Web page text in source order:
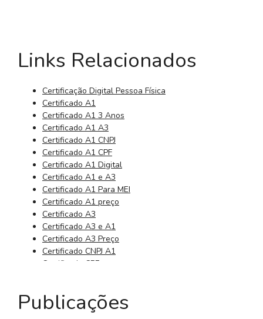
Links Relacionados
Certificação Digital Pessoa Física
Certificado A1
Certificado A1 3 Anos
Certificado A1 A3
Certificado A1 CNPJ
Certificado A1 CPF
Certificado A1 Digital
Certificado A1 e A3
Certificado A1 Para MEI
Certificado A1 preço
Certificado A3
Certificado A3 e A1
Certificado A3 Preço
Certificado CNPJ A1
Certificado CPF
Certificado Digital 3 Anos
Certificado Digital 3 Meses
Publicações